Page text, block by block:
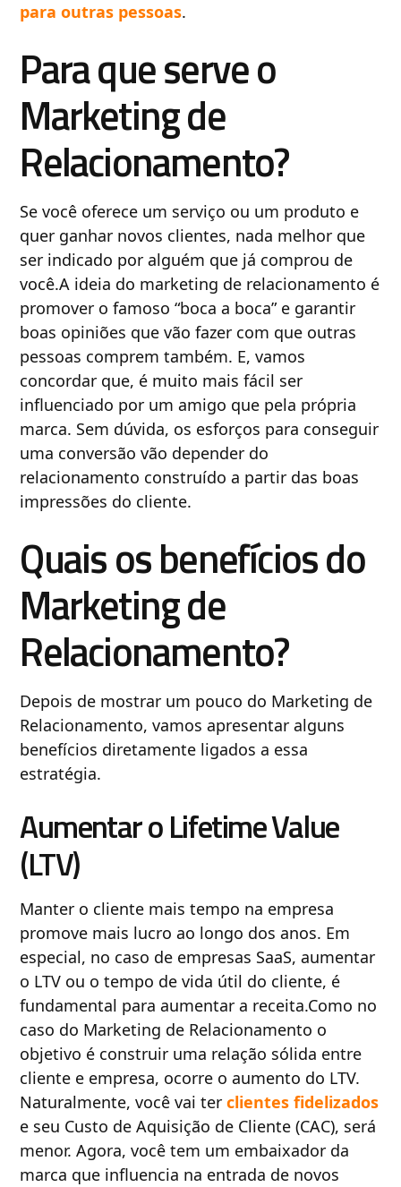
para outras pessoas.
Para que serve o
Marketing de
Relacionamento?
Se você oferece um serviço ou um produto e
quer ganhar novos clientes, nada melhor que
ser indicado por alguém que já comprou de
você.A ideia do marketing de relacionamento é
promover o famoso “boca a boca” e garantir
boas opiniões que vão fazer com que outras
pessoas comprem também. E, vamos
concordar que, é muito mais fácil ser
influenciado por um amigo que pela própria
marca. Sem dúvida, os esforços para conseguir
uma conversão vão depender do
relacionamento construído a partir das boas
impressões do cliente.
Quais os benefícios do
Marketing de
Relacionamento?
Depois de mostrar um pouco do Marketing de
Relacionamento, vamos apresentar alguns
benefícios diretamente ligados a essa
estratégia.
Aumentar o Lifetime Value
(LTV)
Manter o cliente mais tempo na empresa
promove mais lucro ao longo dos anos. Em
especial, no caso de empresas SaaS, aumentar
o LTV ou o tempo de vida útil do cliente, é
fundamental para aumentar a receita.Como no
caso do Marketing de Relacionamento o
objetivo é construir uma relação sólida entre
cliente e empresa, ocorre o aumento do LTV.
Naturalmente, você vai terclientes fidelizados
e seu Custo de Aquisição de Cliente (CAC), será
menor. Agora, você tem um embaixador da
marca que influencia na entrada de novos